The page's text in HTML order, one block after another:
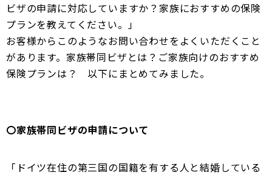
ビザの申請に対応していますか？家族におすすめの保険
プランを教えてください。」
お客様からこのようなお問い合わせをよくいただくこと
があります。家族帯同ビザとは？ご家族向けのおすすめ
保険プランは？ 以下にまとめてみました。
〇家族帯同ビザの申請について
「ドイツ在住の第三国の国籍を有する人と結婚している